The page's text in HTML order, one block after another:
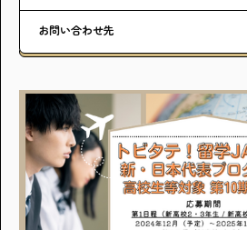
お問い合わせ先